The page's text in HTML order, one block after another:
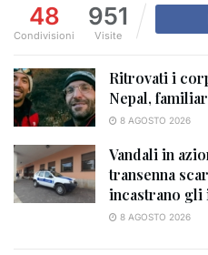
48
Condivisioni
951
Visite
Ritrovati i
Nepal,
8 AGOSTO 2026
Vandali in
transenna
incastrano
8 AGOSTO 2026